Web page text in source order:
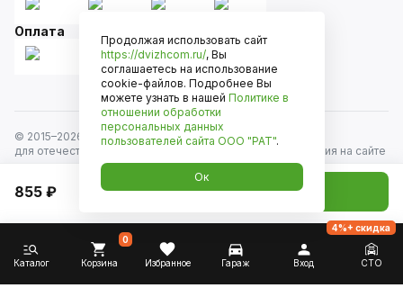
855 ₽ Добавить в корзину
Оплата
© 2015–2026
Движком — сеть магазинов автозапчастей
для отечественных автомобилей и иномарок. Информация на сайте
носит исключительно информационный характер и не является
публичной офертой, определяемой положениями
ст. 437 Гражданского кодекса РФ. Все права защищены.
Каталог Корзина
0
Избранное Гараж Вход СТО
4%+ скидка
Продолжая использовать сайт
https://dvizhcom.ru/, Вы
соглашаетесь на использование
cookie-файлов. Подробнее Вы
можете узнать в нашей Политике в
отношении обработки
персональных данных
пользователей сайта ООО "РАТ".
Ок